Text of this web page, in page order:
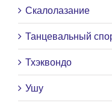
Скалолазание
Танцевальный
Тхэквондо
Ушу